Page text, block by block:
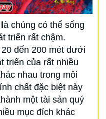
à chúng có thể sống
triển rất chậm.
đến 200 mét dưới
triển của rất nhiều
nhau trong môi
chất đặc biệt này
một tài sản quý
mục đích khác